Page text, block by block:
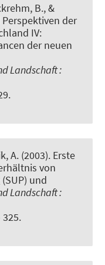
B., &
der
IV:
der neuen
Landschaft :
A. (2003). Erste
von
und
Landschaft :
325.